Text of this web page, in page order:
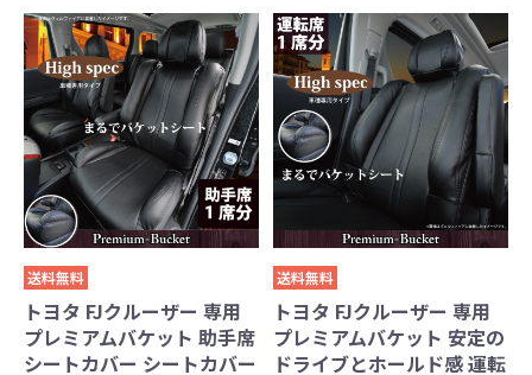
送料無料
トヨタ FJクルーザー 専用
プレミアムバケット 助手席
シートカバー シートカバー
送料無料
トヨタ FJクルーザー 専用
プレミアムバケット 安定の
ドライブとホールド感 運転